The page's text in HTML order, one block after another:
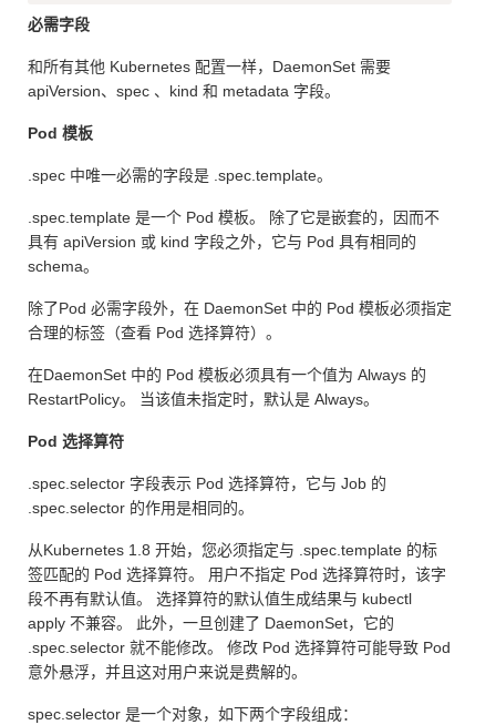
必需字段
和所有其他 Kubernetes 配置一样，DaemonSet 需要
apiVersion、spec 、kind 和 metadata 字段。
Pod 模板
.spec 中唯一必需的字段是 .spec.template。
.spec.template 是一个 Pod 模板。 除了它是嵌套的，因而不
具有 apiVersion 或 kind 字段之外，它与 Pod 具有相同的
schema。
除了Pod 必需字段外，在 DaemonSet 中的 Pod 模板必须指定
合理的标签（查看 Pod 选择算符）。
在DaemonSet 中的 Pod 模板必须具有一个值为 Always 的
RestartPolicy。 当该值未指定时，默认是 Always。
Pod 选择算符
.spec.selector 字段表示 Pod 选择算符，它与 Job 的
.spec.selector 的作用是相同的。
从Kubernetes 1.8 开始，您必须指定与 .spec.template 的标
签匹配的 Pod 选择算符。 用户不指定 Pod 选择算符时，该字
段不再有默认值。 选择算符的默认值生成结果与 kubectl
apply 不兼容。 此外，一旦创建了 DaemonSet，它的
.spec.selector 就不能修改。 修改 Pod 选择算符可能导致 Pod
意外悬浮，并且这对用户来说是费解的。
spec.selector 是一个对象，如下两个字段组成：